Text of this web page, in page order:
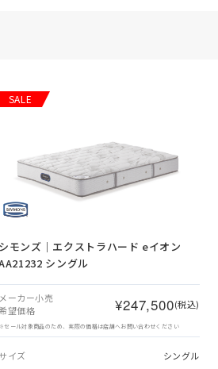
SALE
シモンズ｜エクストラハード eイオン
シングル
メーカー小売
希望価格
¥247,500(税込)
※セール対象商品のため、実際の価格は店舗へお問い合わせください
イズ シングル